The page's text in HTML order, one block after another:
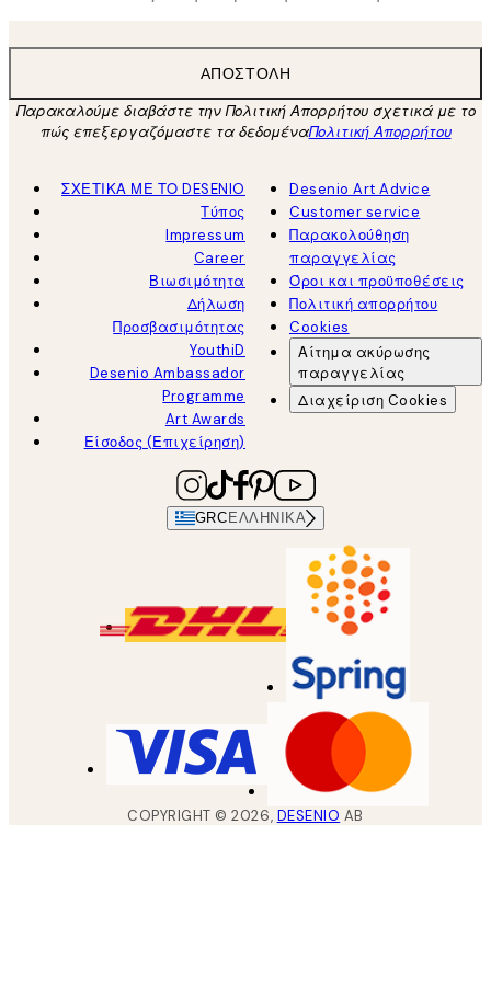
ΑΠΟΣΤΟΛΉ
Παρακαλούμε διαβάστε την Πολιτική Απορρήτου σχετικά με το
πώς επεξεργαζόμαστε τα δεδομέναΠολιτική Απορρήτου
ΣΧΕΤΙΚΑ ΜΕ ΤΟ DESENIO
Τύπος
Impressum
Career
Βιωσιμότητα
Δήλωση
Προσβασιμότητας
YouthiD
Desenio Ambassador
Programme
Art Awards
Είσοδος (Επιχείρηση)
Desenio Art Advice
Customer service
Παρακολούθηση
παραγγελίας
Όροι και προϋποθέσεις
Πολιτική απορρήτου
Cookies
Αίτημα ακύρωσης
παραγγελίας
Διαχείριση Cookies
GRC ΕΛΛΗΝΙΚΆ
COPYRIGHT ©2026, DESENIO AB